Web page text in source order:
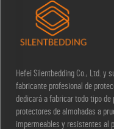
Hefei Silentbedding Co., Ltd. y
fabricante profesional de
dedicará a fabricar todo tipo
protectores de almohadas a
impermeables y resistentes al